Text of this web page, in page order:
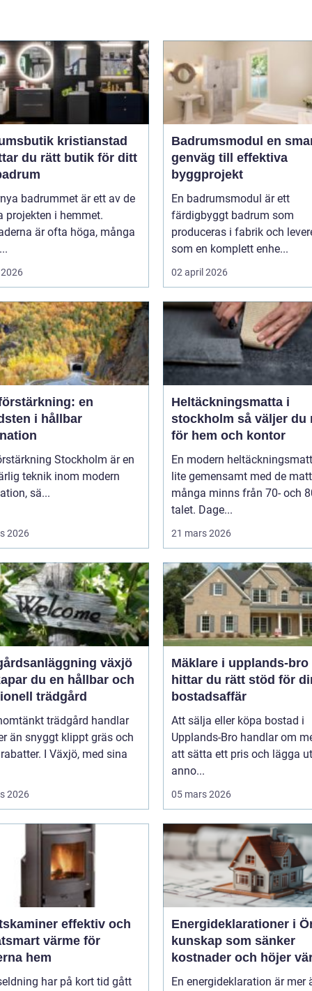
kristianstad
du rätt butik för ditt
badrummet är ett av de
projekten i hemmet.
är ofta höga, många
Badrumsmodul en smart
genväg till effektiva
byggprojekt
En badrumsmodul är ett
färdigbyggt badrum som
produceras i fabrik och
som en komplett enhe...
02 april 2026
en
i hållbar
Stockholm är en
teknik inom modern
sä...
2026
Heltäckningsmatta i
stockholm så väljer du rätt
för hem och kontor
En modern
lite gemensamt med de
många minns från 70- och
talet. Dage...
21 mars 2026
växjö
du en hållbar och
trädgård
trädgård handlar
än snyggt klippt gräs och
I Växjö, med sina
2026
Mäklare i upplands-bro så
hittar du rätt stöd för
bostadsaffär
Att sälja eller köpa bostad i
Upplands-Bro handlar om
att sätta ett pris och lägga
anno...
05 mars 2026
effektiv och
värme för
hem
har på kort tid gått
Energideklarationer i
kunskap som sänker
kostnader och höjer
En energideklaration är mer